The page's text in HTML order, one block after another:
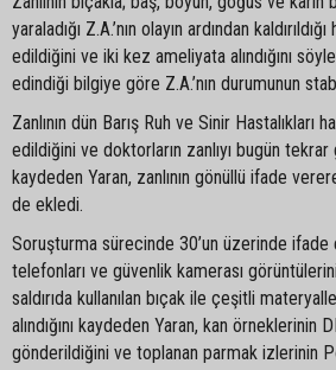
yaraladığı Z.A.’nın olayın ardından
edildiğini ve iki kez ameliyata alındığını
edindiği bilgiye göre Z.A.’nın durumunun
Zanlının dün Barış Ruh ve Sinir Hastalıkları
edildiğini ve doktorların zanlıyı bugün
kaydeden Yaran, zanlının gönüllü ifade
de ekledi.
Soruşturma sürecinde 30’un üzerinde
telefonları ve güvenlik kamerası
saldırıda kullanılan bıçak ile çeşitli
alındığını kaydeden Yaran, kan örneklerinin
gönderildiğini ve toplanan parmak izlerinin